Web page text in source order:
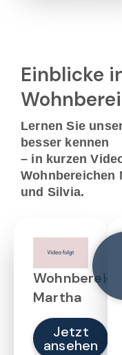
Einblicke
Lernen Sie
besser kennen
– in kurzen
Wohnbereichen
und Silvia.
Martha
Jetzt
ansehen